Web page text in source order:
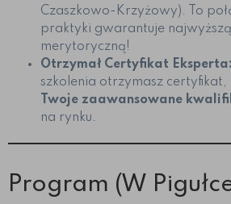
Czaszkowo-Krzyżowy). To
praktyki gwarantuje
merytoryczną!
Otrzymał Certyfikat Eksperta:
szkolenia otrzymasz certyfikat,
Twoje zaawansowane
na rynku.
Program (W